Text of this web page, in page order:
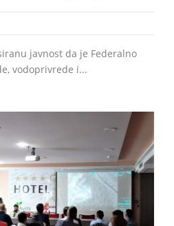
javnost da je Federalno
vodoprivrede i...